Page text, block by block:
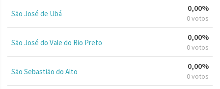
São José de Ubá
0,00%
0 votos
São José do Vale do Rio Preto
0,00%
0 votos
São Sebastião do Alto
0,00%
0 votos